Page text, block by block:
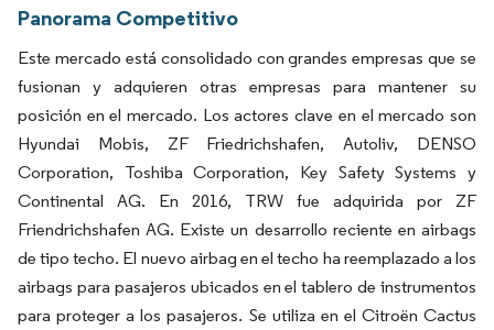
Panorama Competitivo
Este mercado está consolidado con grandes empresas que se
fusionan y adquieren otras empresas para mantener su
posición en el mercado. Los actores clave en el mercado son
Hyundai Mobis, ZF Friedrichshafen, Autoliv, DENSO
Corporation, Toshiba Corporation, Key Safety Systems y
Continental AG. En 2016, TRW fue adquirida por ZF
Friendrichshafen AG. Existe un desarrollo reciente en airbags
de tipo techo. El nuevo airbag en el techo ha reemplazado a los
airbags para pasajeros ubicados en el tablero de instrumentos
para proteger a los pasajeros. Se utiliza en el Citroën Cactus